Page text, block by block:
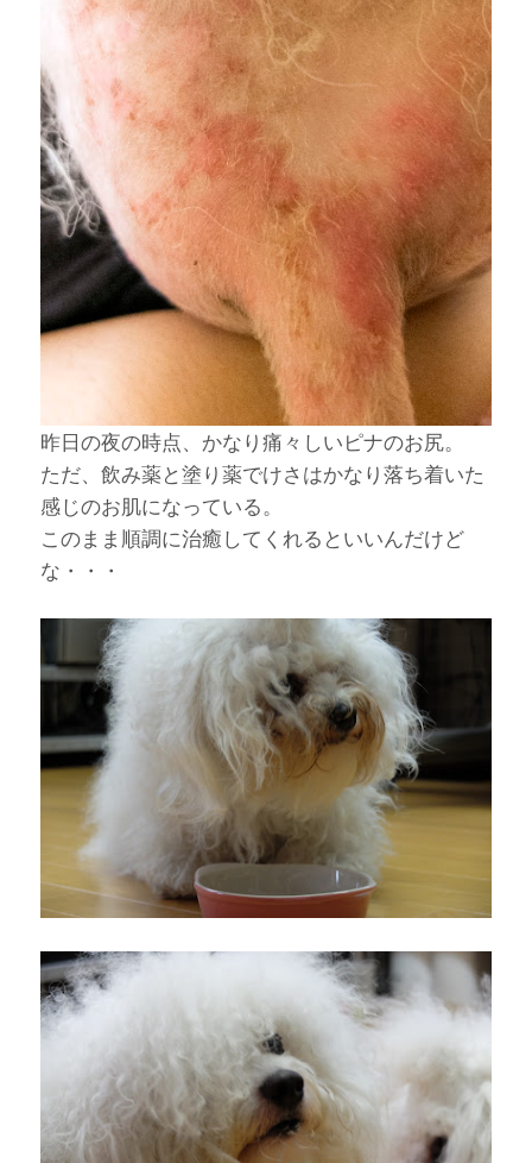
昨日の夜の時点、かなり痛々しいピナのお尻。
ただ、飲み薬と塗り薬でけさはかなり落ち着いた
感じのお肌になっている。
このまま順調に治癒してくれるといいんだけど
な・・・